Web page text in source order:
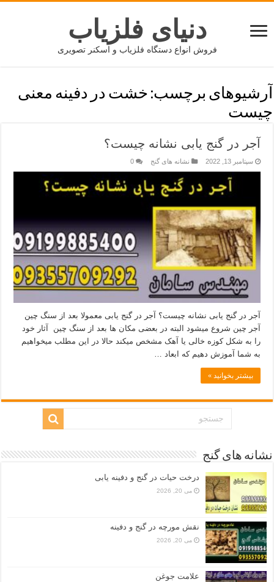
دنیای فلزیاب
فروش انواع دستگاه فلزیاب و اسکنر تصویری
آرشیوهای برچسب: خشت در دفینه معنی
چیست
آجر در گنج یابی نشانه چیست؟
سپتامبر 13, 2022 نشانه های گنج 0
آجر در گنج یابی نشانه چیست؟ آجر در گنج یابی معمولا بعد از سنگ چین
آجر چین شروع میشود البته در بعضی مکان ھا بعد از سنگ چین آثار خود
را به شکل کوزه خالی یا آھک مشخص میکند حالا در این مطلب میخواهیم
به شما آموزش دهیم که ابعاد …
بیشتر بخوانید »
نشانه های گنج
درخت حیات در گنج و دفینه یابی
می 20, 2026
نقش مورچه در گنج و دفینه
می 20, 2026
علامت جوغن